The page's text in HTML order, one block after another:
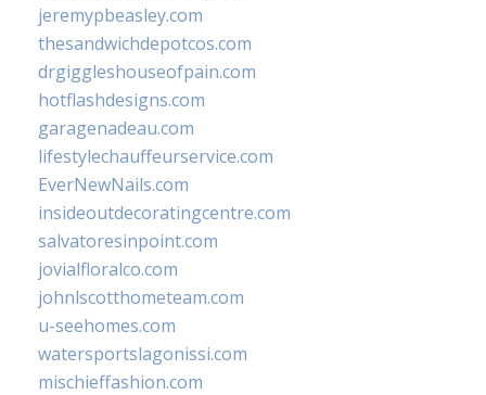
jeremypbeasley.com
thesandwichdepotcos.com
drgiggleshouseofpain.com
hotflashdesigns.com
garagenadeau.com
lifestylechauffeurservice.com
EverNewNails.com
insideoutdecoratingcentre.com
salvatoresinpoint.com
jovialfloralco.com
johnlscotthometeam.com
u-seehomes.com
watersportslagonissi.com
mischieffashion.com